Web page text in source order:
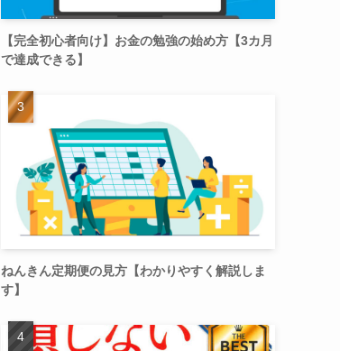
【完全初心者向け】お金の勉強の始め方【3カ月
で達成できる】
ねんきん定期便の見方【わかりやすく解説しま
す】